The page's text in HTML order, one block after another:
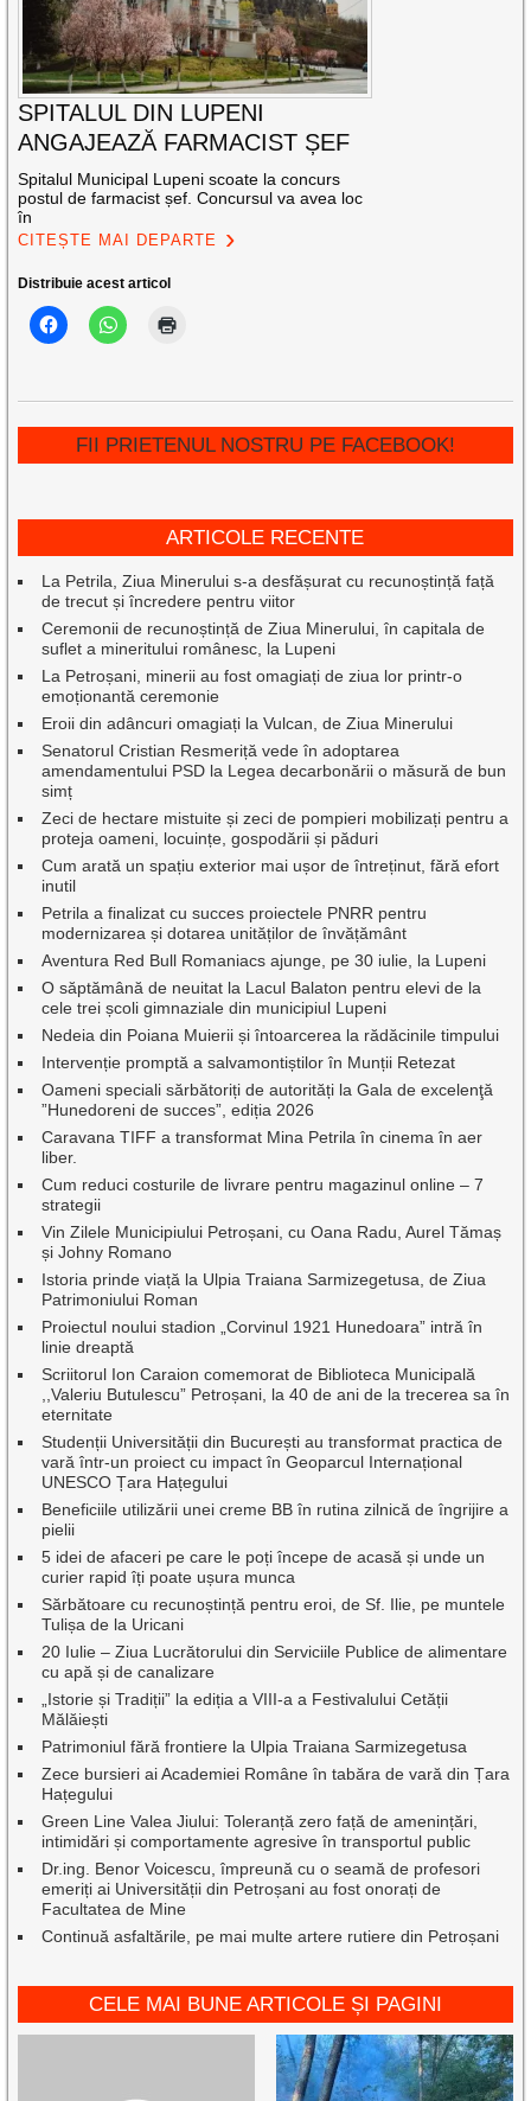
SPITALUL DIN LUPENI
ANGAJEAZĂ FARMACIST ȘEF
Spitalul Municipal Lupeni scoate la concurs
postul de farmacist șef. Concursul va avea loc
în
CITEȘTE MAI DEPARTE
Distribuie acest articol
FII PRIETENUL NOSTRU PE FACEBOOK!
ARTICOLE RECENTE
La Petrila, Ziua Minerului s-a desfășurat cu recunoștință față
de trecut și încredere pentru viitor
Ceremonii de recunoștință de Ziua Minerului, în capitala de
suflet a mineritului românesc, la Lupeni
La Petroșani, minerii au fost omagiați de ziua lor printr-o
emoționantă ceremonie
Eroii din adâncuri omagiați la Vulcan, de Ziua Minerului
Senatorul Cristian Resmeriță vede în adoptarea
amendamentului PSD la Legea decarbonării o măsură de bun
simț
Zeci de hectare mistuite și zeci de pompieri mobilizați pentru a
proteja oameni, locuințe, gospodării și păduri
Cum arată un spațiu exterior mai ușor de întreținut, fără efort
inutil
Petrila a finalizat cu succes proiectele PNRR pentru
modernizarea și dotarea unităților de învățământ
Aventura Red Bull Romaniacs ajunge, pe 30 iulie, la Lupeni
O săptămână de neuitat la Lacul Balaton pentru elevi de la
cele trei școli gimnaziale din municipiul Lupeni
Nedeia din Poiana Muierii și întoarcerea la rădăcinile timpului
Intervenție promptă a salvamontiștilor în Munții Retezat
Oameni speciali sărbătoriți de autorități la Gala de excelenţă
”Hunedoreni de succes”, ediția 2026
Caravana TIFF a transformat Mina Petrila în cinema în aer
liber.
Cum reduci costurile de livrare pentru magazinul online – 7
strategii
Vin Zilele Municipiului Petroșani, cu Oana Radu, Aurel Tămaș
și Johny Romano
Istoria prinde viață la Ulpia Traiana Sarmizegetusa, de Ziua
Patrimoniului Roman
Proiectul noului stadion „Corvinul 1921 Hunedoara” intră în
linie dreaptă
Scriitorul Ion Caraion comemorat de Biblioteca Municipală
,,Valeriu Butulescu” Petroșani, la 40 de ani de la trecerea sa în
eternitate
Studenții Universității din București au transformat practica de
vară într-un proiect cu impact în Geoparcul Internațional
UNESCO Țara Hațegului
Beneficiile utilizării unei creme BB în rutina zilnică de îngrijire a
pielii
5 idei de afaceri pe care le poți începe de acasă și unde un
curier rapid îți poate ușura munca
Sărbătoare cu recunoștință pentru eroi, de Sf. Ilie, pe muntele
Tulișa de la Uricani
20 Iulie – Ziua Lucrătorului din Serviciile Publice de alimentare
cu apă și de canalizare
„Istorie și Tradiții” la ediția a VIII-a a Festivalului Cetății
Mălăiești
Patrimoniul fără frontiere la Ulpia Traiana Sarmizegetusa
Zece bursieri ai Academiei Române în tabăra de vară din Țara
Hațegului
Green Line Valea Jiului: Toleranță zero față de amenințări,
intimidări și comportamente agresive în transportul public
Dr.ing. Benor Voicescu, împreună cu o seamă de profesori
emeriți ai Universității din Petroșani au fost onorați de
Facultatea de Mine
Continuă asfaltările, pe mai multe artere rutiere din Petroșani
CELE MAI BUNE ARTICOLE ȘI PAGINI